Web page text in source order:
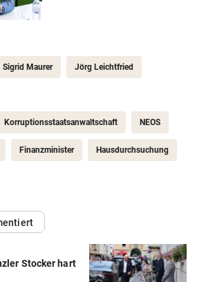
Sigrid Maurer Jörg Leichtfried
Korruptionsstaatsanwaltschaft NEOS
Finanzminister Hausdurchsuchung
Stocker hart